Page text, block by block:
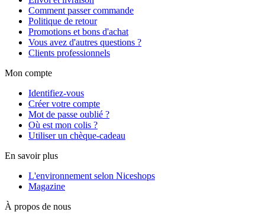
Comment passer commande
Politique de retour
Promotions et bons d'achat
Vous avez d'autres questions ?
Clients professionnels
Mon compte
Identifiez-vous
Créer votre compte
Mot de passe oublié ?
Où est mon colis ?
Utiliser un chèque-cadeau
En savoir plus
L'environnement selon Niceshops
Magazine
À propos de nous